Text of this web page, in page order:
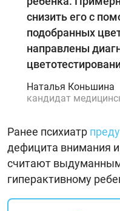
снизить его с
подобранных
направлены
Наталья Коньшина
кандидат
Ранее психиатр
дефицита внимания и
считают
гиперактивному